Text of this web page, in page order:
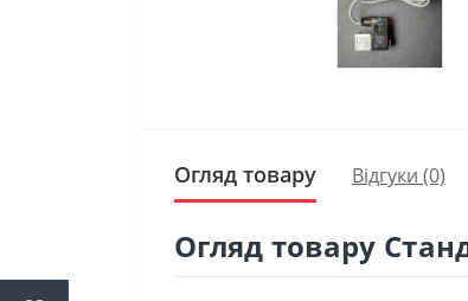
Огляд товару Відгуки (0)
Огляд товару